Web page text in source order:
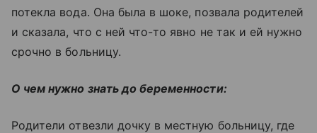
потекла вода. Она была в шоке, позвала родителей
и сказала, что с ней что-то явно не так и ей нужно
срочно в больницу.
О чем нужно знать до беременности:
Родители отвезли дочку в местную больницу, где